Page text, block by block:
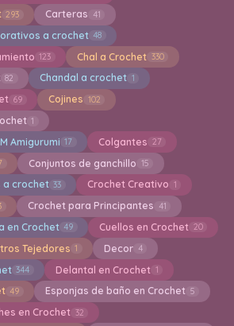
293 Carteras 41
a crochet 48
123 Chal a Crochet 330
82 Chandal a crochet 1
69 Cojines 102
1
Amigurumi 17 Colgantes 27
Conjuntos de ganchillo 15
a crochet 33 Crochet Creativo 1
Crochet para Principantes 41
en Crochet 49 Cuellos en Crochet 20
Tejedores 1 Decor 4
344 Delantal en Crochet 1
49 Esponjas de baño en Crochet 5
en Crochet 32